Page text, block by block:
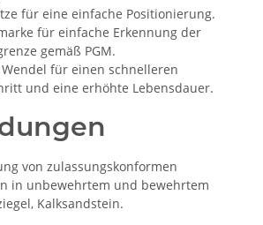
für eine einfache Positionierung.
für einfache Erkennung der
gemäß PGM.
für einen schnelleren
und eine erhöhte Lebensdauer.
von zulassungskonformen
in unbewehrtem und bewehrtem
Kalksandstein.